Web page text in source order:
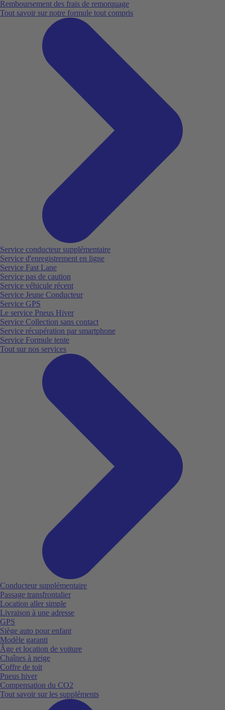
Remboursement des frais de remorquage
Tout savoir sur notre formule tout compris
Service conducteur supplémentaire
Service d'enregistrement en ligne
Service Fast Lane
Service pas de caution
Service véhicule récent
Service Jeune Conducteur
Service GPS
Le service Pneus Hiver
Service Collection sans contact
Service récupération par smartphone
Service Formule tente
Tout sur nos services
Conducteur supplémentaire
Passage transfrontalier
Location aller simple
Livraison à une adresse
GPS
Siège auto pour enfant
Modèle garanti
Âge et location de voiture
Chaînes à neige
Coffre de toit
Pneus hiver
Compensation du CO2
Tout savoir sur les suppléments